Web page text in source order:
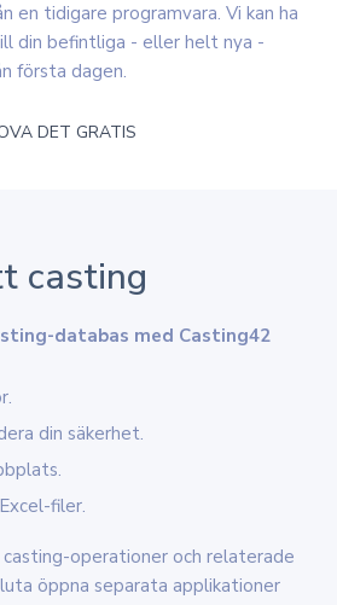
en tidigare programvara. Vi kan ha
din befintliga - eller helt nya -
första dagen.
DET GRATIS
casting
databas med Casting42
din säkerhet.
filer.
operationer och relaterade
öppna separata applikationer